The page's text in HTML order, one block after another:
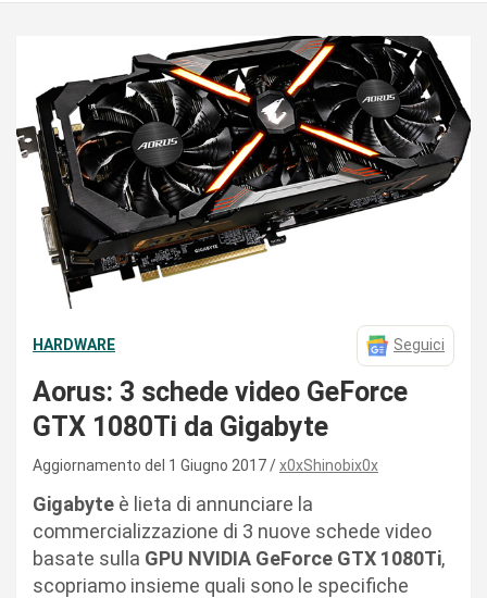
HARDWARE Seguici
Aorus: 3 schede video GeForce
GTX 1080Ti da Gigabyte
Aggiornamento del 1 Giugno 2017 x0xShinobix0x
Gigabyte è lieta di annunciare la
commercializzazione di 3 nuove schede video
basate sulla GPU NVIDIA GeForce GTX 1080Ti,
scopriamo insieme quali sono le specifiche